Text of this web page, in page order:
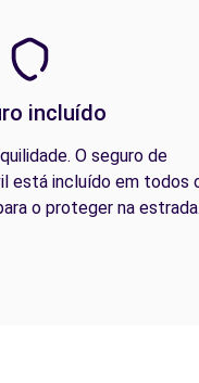
incluído
O seguro de
está incluído em todos
o proteger na